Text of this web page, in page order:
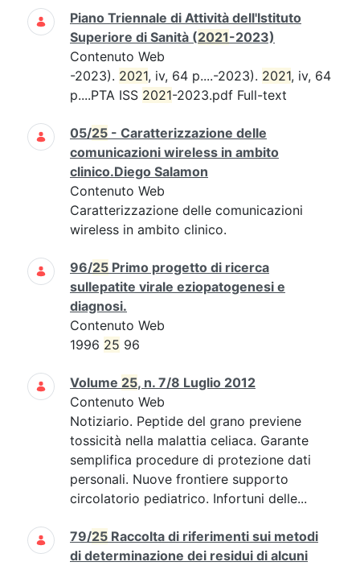
Piano Triennale di Attività dell'Istituto
Superiore di Sanità (2021-2023)
Contenuto Web
-2023). 2021, iv, 64 p....-2023). 2021, iv, 64
p....PTA ISS 2021-2023.pdf Full-text
05/25 - Caratterizzazione delle
comunicazioni wireless in ambito
clinico.Diego Salamon
Contenuto Web
Caratterizzazione delle comunicazioni
wireless in ambito clinico.
96/25 Primo progetto di ricerca
sullepatite virale eziopatogenesi e
diagnosi.
Contenuto Web
1996 25 96
Volume 25, n. 7/8 Luglio 2012
Contenuto Web
Notiziario. Peptide del grano previene
tossicità nella malattia celiaca. Garante
semplifica procedure di protezione dati
personali. Nuove frontiere supporto
circolatorio pediatrico. Infortuni delle...
79/25 Raccolta di riferimenti sui metodi
di determinazione dei residui di alcuni